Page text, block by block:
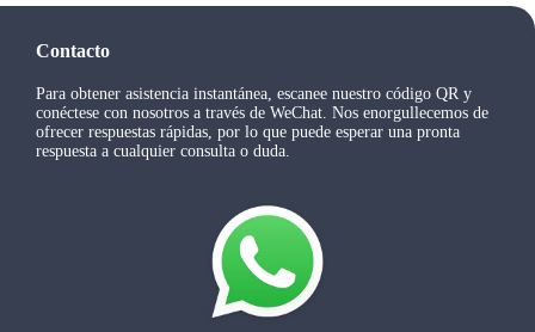
Contacto
Para obtener asistencia instantánea, escanee nuestro código QR y
conéctese con nosotros a través de WeChat. Nos enorgullecemos de
ofrecer respuestas rápidas, por lo que puede esperar una pronta
respuesta a cualquier consulta o duda.